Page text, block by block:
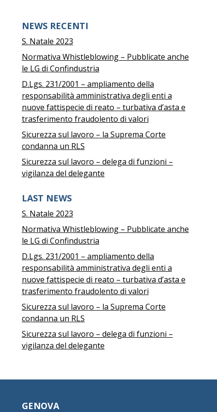
NEWS RECENTI
S. Natale 2023
Normativa Whistleblowing – Pubblicate anche
le LG di Confindustria
D.Lgs. 231/2001 – ampliamento della
responsabilità amministrativa degli enti a
nuove fattispecie di reato – turbativa d’asta e
trasferimento fraudolento di valori
Sicurezza sul lavoro – la Suprema Corte
condanna un RLS
Sicurezza sul lavoro – delega di funzioni –
vigilanza del delegante
LAST NEWS
S. Natale 2023
Normativa Whistleblowing – Pubblicate anche
le LG di Confindustria
D.Lgs. 231/2001 – ampliamento della
responsabilità amministrativa degli enti a
nuove fattispecie di reato – turbativa d’asta e
trasferimento fraudolento di valori
Sicurezza sul lavoro – la Suprema Corte
condanna un RLS
Sicurezza sul lavoro – delega di funzioni –
vigilanza del delegante
GENOVA